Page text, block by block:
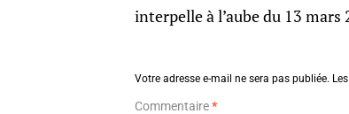
interpelle à l’aube du 13 mars
Votre adresse e-mail ne sera pas publiée.
Commentaire*